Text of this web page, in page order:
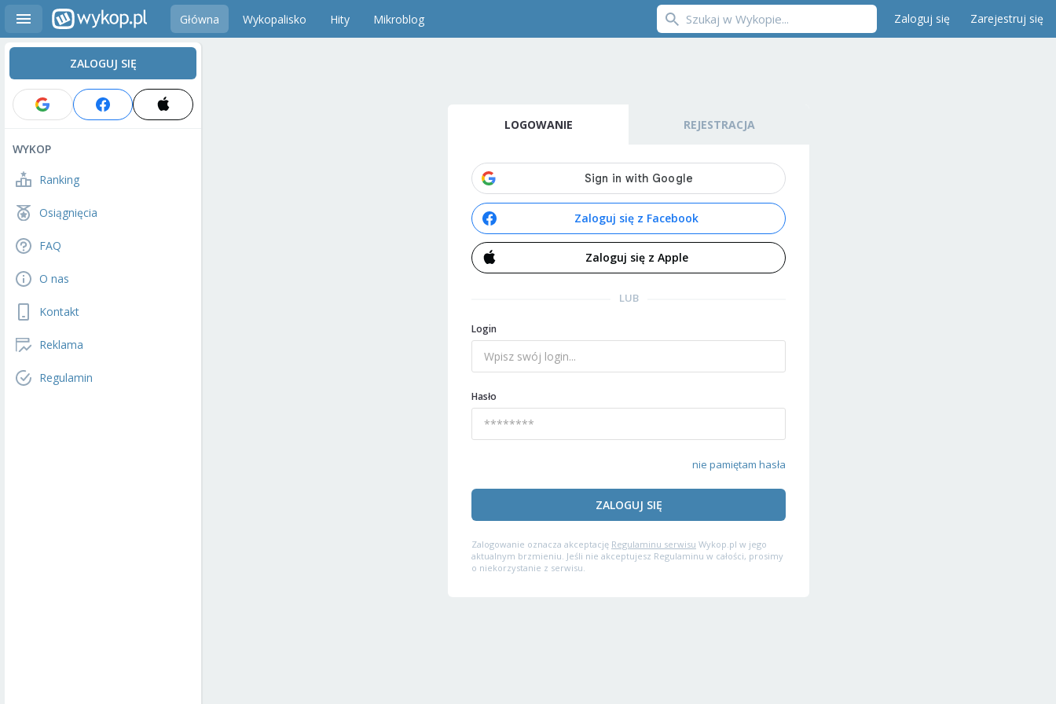
Główna Wykopalisko Hity Mikroblog Zaloguj się Zarejestruj się
ZALOGUJ SIĘ
WYKOP
Ranking
Osiągnięcia
FAQ
O nas
Kontakt
Reklama
Regulamin
LOGOWANIE REJESTRACJA
Zaloguj się z Facebook
Zaloguj się z Apple
LUB
Login
Hasło
nie pamiętam hasła
ZALOGUJ SIĘ
Zalogowanie oznacza akceptację Regulaminu serwisu Wykop.pl w jego
aktualnym brzmieniu. Jeśli nie akceptujesz Regulaminu w całości, prosimy
o niekorzystanie z serwisu.